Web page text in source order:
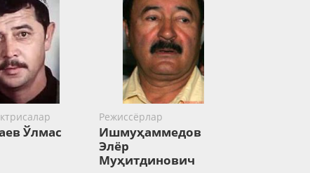
Ўлмас
Режиссёрлар
Ишмуҳаммедов
Элёр
Муҳитдинович